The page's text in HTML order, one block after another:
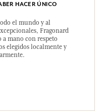
HACER ÚNICO
el mundo y al
Fragonard
a mano con respeto
elegidos localmente y